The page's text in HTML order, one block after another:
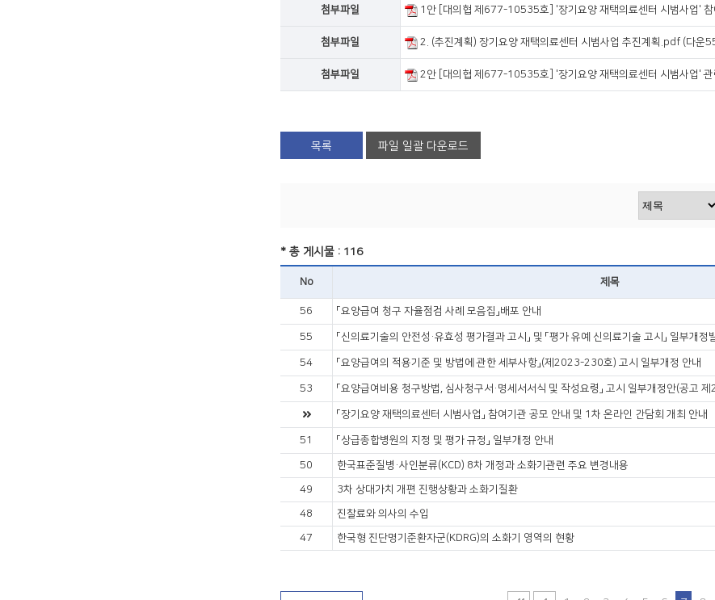
첨부파일 1안 [대의협 제677-10535호] '장기요양 재택의료센터 시범사업'
첨부파일 2. (추진계획) 장기요양 재택의료센터 시범사업 추진계획.pdf (다운
첨부파일 2안 [대의협 제677-10535호] '장기요양 재택의료센터 시범사업'
목록 파일 일괄 다운로드
* 총 게시물 : 116
No 제목
56 「요양급여 청구 자율점검 사례 모음집」배포 안내
55 「신의료기술의 안전성·유효성 평가결과 고시」 및 「평가 유예 신의료기술 고시」 일부개정
54 「요양급여의 적용기준 및 방법에 관한 세부사항」(제2023-230호) 고시 일부개정 안내
53 「요양급여비용 청구방법, 심사청구서·명세서서식 및 작성요령」 고시 일부개정안(공고
「장기요양 재택의료센터 시범사업」 참여기관 공모 안내 및 1차 온라인 간담회 개최 안내
51 「상급종합병원의 지정 및 평가 규정」 일부개정 안내
50 한국표준질병·사인분류(KCD) 8차 개정과 소화기관련 주요 변경내용
49 3차 상대가치 개편 진행상황과 소화기질환
48 진찰료와 의사의 수입
47 한국형 진단명기준환자군(KDRG)의 소화기 영역의 현황